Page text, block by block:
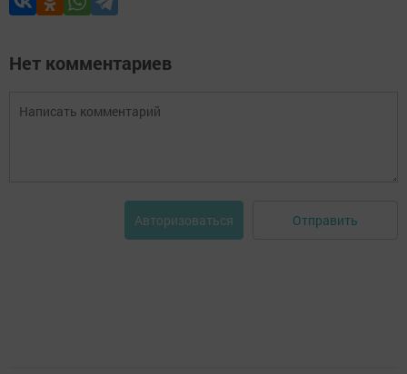
Нет комментариев
Авторизоваться Отправить